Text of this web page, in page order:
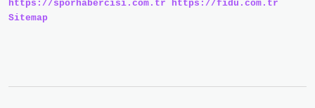
https://sporhabercisi.com.tr
https://fidu.com.tr
Sitemap